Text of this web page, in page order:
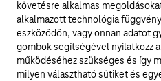
ÁSZF
Adatvédelem
Felhívások
követésre alkalmas
alkalmazott technológia
eszközödön, vagy onnan adatot
gombok segítségével nyilatkozz
működéséhez szükséges és így
milyen választható sütiket és